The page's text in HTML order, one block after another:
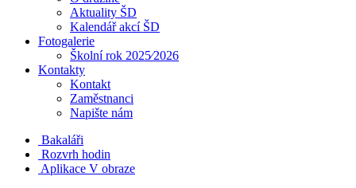
Aktuality ŠD
Kalendář akcí ŠD
Fotogalerie
Školní rok 2025⁄2026
Kontakty
Kontakt
Zaměstnanci
Napište nám
Bakaláři
Rozvrh hodin
Aplikace V obraze